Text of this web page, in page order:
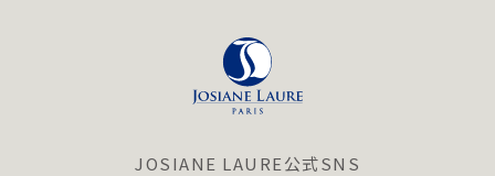
JOSIANE LAURE公式SNS